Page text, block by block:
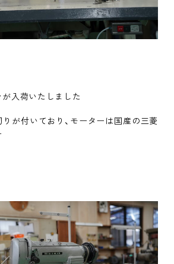
入荷いたしました
が付いており、モーターは国産の三菱